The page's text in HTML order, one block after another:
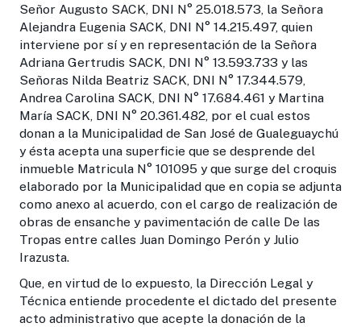
Señor Augusto SACK, DNI N° 25.018.573, la Señora
Alejandra Eugenia SACK, DNI N° 14.215.497, quien
interviene por sí y en representación de la Señora
Adriana Gertrudis SACK, DNI N° 13.593.733 y las
Señoras Nilda Beatriz SACK, DNI N° 17.344.579,
Andrea Carolina SACK, DNI N° 17.684.461 y Martina
María SACK, DNI N° 20.361.482, por el cual estos
donan a la Municipalidad de San José de Gualeguaychú
y ésta acepta una superficie que se desprende del
inmueble Matricula N° 101095 y que surge del croquis
elaborado por la Municipalidad que en copia se adjunta
como anexo al acuerdo, con el cargo de realización de
obras de ensanche y pavimentación de calle De las
Tropas entre calles Juan Domingo Perón y Julio
Irazusta.
Que, en virtud de lo expuesto, la Dirección Legal y
Técnica entiende procedente el dictado del presente
acto administrativo que acepte la donación de la